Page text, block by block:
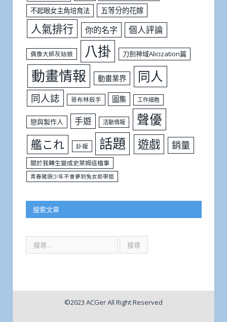
不起眼女主角培育法 五等分的花嫁
人氣排行 你的名字 個人評論
偶像大師灰姑娘 八掛 刀劍神域Alicization篇
動畫情報 動畫業界 同人
同人誌 哥布林殺手 圖集 工作細胞
戀與製作人 手遊 活動情報 聲優
艦これ 訃報 話題 遊戲 銷量
關於我轉生變成史萊姆這檔事
青春豬頭少年不會夢到兔女郎學姐
搜索文章
©2023 ACGer All Right Reserved